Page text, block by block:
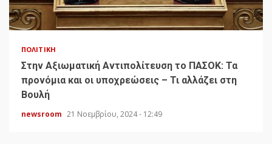
ΠΟΛΙΤΙΚΉ
Στην Αξιωματική Αντιπολίτευση το ΠΑΣΟΚ: Τα
προνόμια και οι υποχρεώσεις – Τι αλλάζει στη
Βουλή
newsroom 21 Νοεμβρίου, 2024 - 12:49